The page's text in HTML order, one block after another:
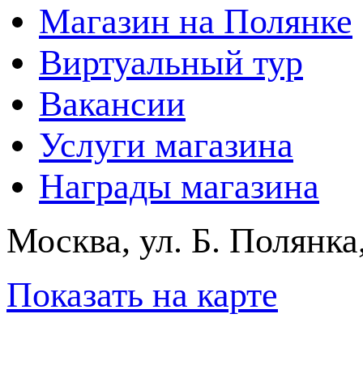
Магазин на Полянке
Виртуальный тур
Вакансии
Услуги магазина
Награды магазина
Москва, ул. Б.
Показать на карте